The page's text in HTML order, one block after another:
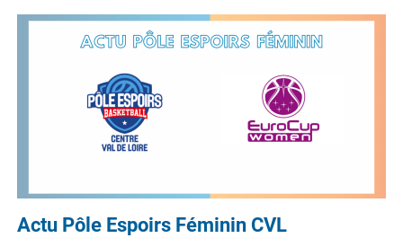
Actu Pôle Espoirs Féminin CVL